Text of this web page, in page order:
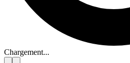
Chargement...